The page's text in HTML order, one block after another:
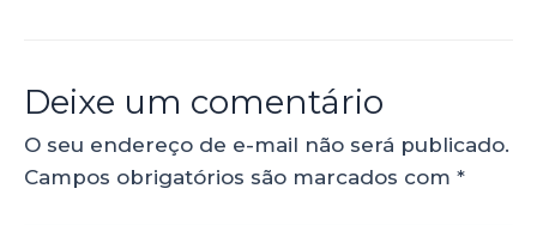
Deixe um comentário
O seu endereço de e-mail não será publicado.
Campos obrigatórios são marcados com *